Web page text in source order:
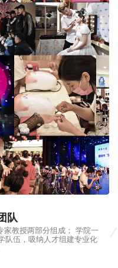
队
家教授两部分组成； 学院一
队伍，吸纳人才组建专业化